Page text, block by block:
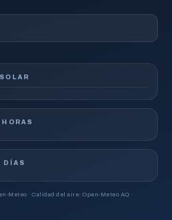
DÍAS
Meteo · Calidad del aire: Open-Meteo AQ ·